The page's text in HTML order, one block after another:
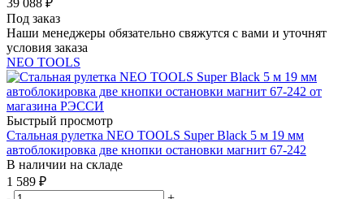
Под заказ
Наши менеджеры обязательно свяжутся с вами и уточнят
условия заказа
NEO TOOLS
Быстрый просмотр
Стальная рулетка NEO TOOLS Super Black 5 м 19 мм
автоблокировка две кнопки остановки магнит 67-242
В наличии на складе
1 589 ₽